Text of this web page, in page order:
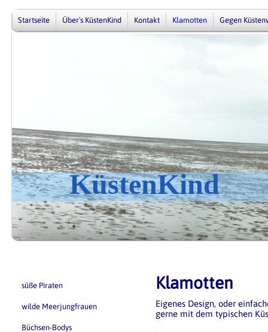
Startseite Über´s KüstenKind Kontakt Klamotten Gegen
KüstenKind
süße Piraten
wilde Meerjungfrauen
Büchsen-Bodys
Klamotten
Eigenes Design, oder
gerne mit dem typischen